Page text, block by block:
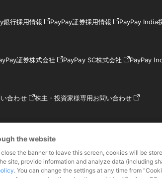
銀行採用情報 PayPay証券採用情報 PayPay India
証券株式会社 PayPay SC株式会社 PayPay
合わせ 株主・投資家様専用お問い合わせ
資金移動業者 関東財務局長第00068号、前払式
加入協会 一般社団
the website
the banner to leave this screen, cookies will be
site, provide information and analyze data (including
. You can change the settings at any time from